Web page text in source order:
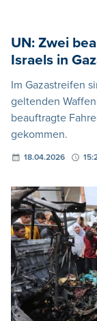
UN: Zwei
Israels in
Im Gazastreifen
geltenden
beauftragte
gekommen.
18.04.2026